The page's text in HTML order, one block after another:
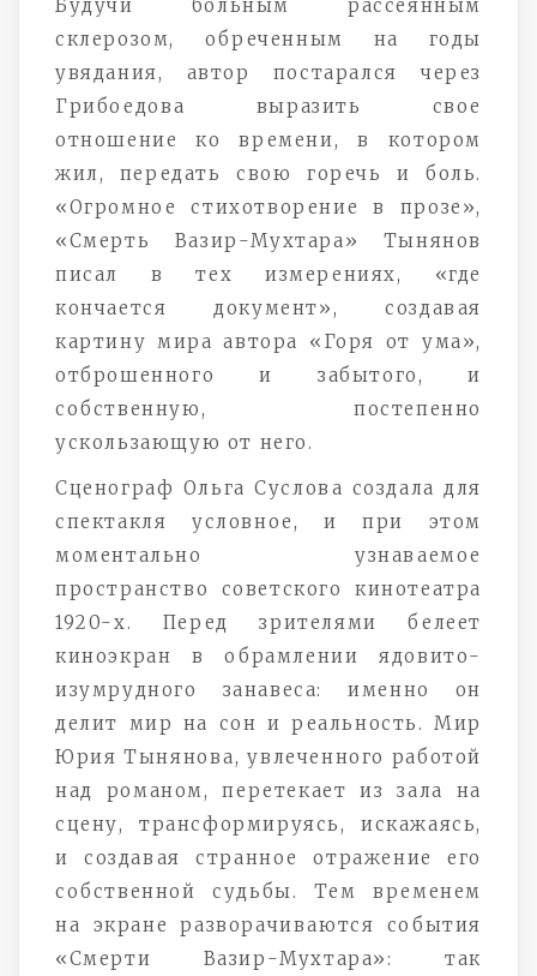
Будучи больным рассеянным
склерозом, обреченным на годы
увядания, автор постарался через
Грибоедова выразить свое
отношение ко времени, в котором
жил, передать свою горечь и боль.
«Огромное стихотворение в прозе»,
«Смерть Вазир-Мухтара» Тынянов
писал в тех измерениях, «где
кончается документ», создавая
картину мира автора «Горя от ума»,
отброшенного и забытого, и
собственную, постепенно
ускользающую от него.
Сценограф Ольга Суслова создала для
спектакля условное, и при этом
моментально узнаваемое
пространство советского кинотеатра
1920-х. Перед зрителями белеет
киноэкран в обрамлении ядовито-
изумрудного занавеса: именно он
делит мир на сон и реальность. Мир
Юрия Тынянова, увлеченного работой
над романом, перетекает из зала на
сцену, трансформируясь, искажаясь,
и создавая странное отражение его
собственной судьбы. Тем временем
на экране разворачиваются события
«Смерти Вазир-Мухтара»: так